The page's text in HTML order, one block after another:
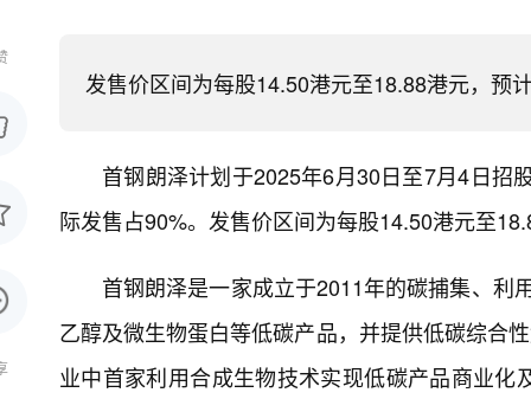
发售价区间为每股14.50港元至18.88港元，预
首钢朗泽计划于2025年6月30日至7月4日招
际发售占90%。发售价区间为每股14.50港元至
首钢朗泽是一家成立于2011年的碳捕集、利
乙醇及微生物蛋白等低碳产品，并提供低碳综合
业中首家利用合成生物技术实现低碳产品商业